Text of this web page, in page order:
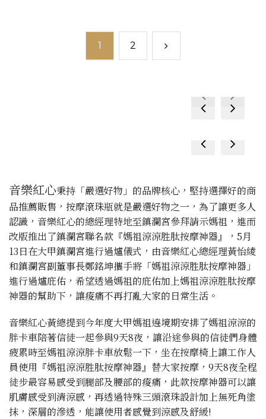
1 2
prev
next
prev
next
prev next
音樂紅心秉持「嚴選好物」的品牌核心，堅持選擇好的商
品推薦販售，按摩滾珠瓶就是嚴選好物之一，為了讓更多人
認識，音樂紅心的總經理特地至鎮瀾宮參拜請示媽祖，進而
改版推出了鎮瀾宮聯名款『媽祖涼涼胜肽按摩神器』，5月
13日在大甲鎮瀾宮進行過爐儀式，由音樂紅心總經理黃怡綾
和鎮瀾宮副董事長鄭銘坤攜手將「媽祖涼涼胜肽按摩神器」
進行過爐庇佑，希望透過媽祖的庇佑加上媽祖涼涼胜肽按摩
神器的幫助下，讓痠痛不再打亂大家的日常生活。
音樂紅心黃總提到今年度大甲媽祖遶境期安排了媽祖涼涼的
胖卡車陪著信徒一起參與9天8夜，讓沿途參與的信徒們身體
疲累時至媽祖涼涼胖卡車放鬆一下，坐在按摩椅上讓工作人
員使用『媽祖涼涼胜肽按摩神器』替大家按摩，9天8夜全程
徒步最容易感受到腿部及腰部的痠痛，此款按摩神器可以讓
肌膚感受到清涼感，再透過特殊三頭滾珠設計加上無死角塗
抹，深層的滲透，能讓使用者感覺到涼感及舒緩!